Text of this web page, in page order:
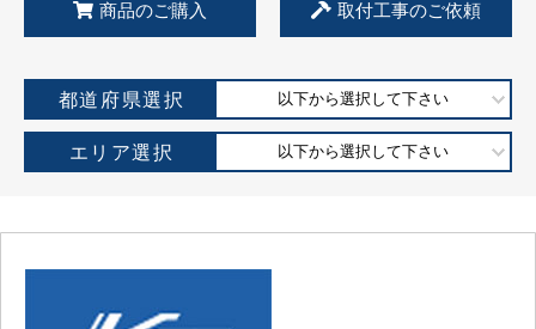
商品のご購入 取付工事のご依頼
都道府県選択 以下から選択して下さい
エリア選択 以下から選択して下さい